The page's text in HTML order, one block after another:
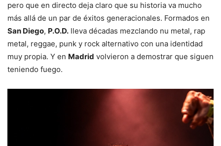
pero que en directo deja claro que su historia va mucho
más allá de un par de éxitos generacionales. Formados en
San Diego, P.O.D. lleva décadas mezclando nu metal, rap
metal, reggae, punk y rock alternativo con una identidad
muy propia. Y en Madrid volvieron a demostrar que siguen
teniendo fuego.